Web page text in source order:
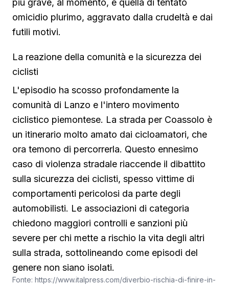
più grave, al momento, è quella di tentato
omicidio plurimo, aggravato dalla crudeltà e dai
futili motivi.
La reazione della comunità e la sicurezza dei
ciclisti
L'episodio ha scosso profondamente la
comunità di Lanzo e l'intero movimento
ciclistico piemontese. La strada per Coassolo è
un itinerario molto amato dai cicloamatori, che
ora temono di percorrerla. Questo ennesimo
caso di violenza stradale riaccende il dibattito
sulla sicurezza dei ciclisti, spesso vittime di
comportamenti pericolosi da parte degli
automobilisti. Le associazioni di categoria
chiedono maggiori controlli e sanzioni più
severe per chi mette a rischio la vita degli altri
sulla strada, sottolineando come episodi del
genere non siano isolati.
Fonte: https://www.italpress.com/diverbio-rischia-di-finire-in-